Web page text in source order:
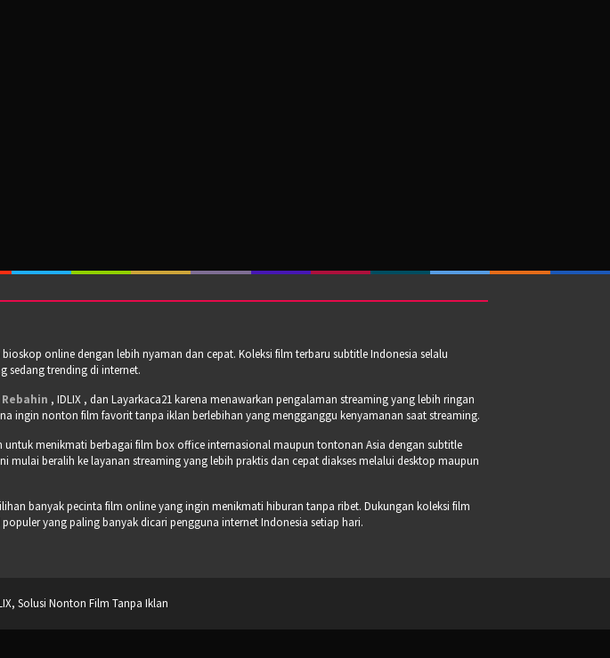
online dengan lebih nyaman dan cepat. Koleksi film terbaru subtitle Indonesia selalu
sedang trending di internet.
Rebahin , IDLIX , dan Layarkaca21 karena menawarkan pengalaman streaming yang lebih ringan
ingin nonton film favorit tanpa iklan berlebihan yang mengganggu kenyamanan saat streaming.
menikmati berbagai film box office internasional maupun tontonan Asia dengan subtitle
mulai beralih ke layanan streaming yang lebih praktis dan cepat diakses melalui desktop maupun
banyak pecinta film online yang ingin menikmati hiburan tanpa ribet. Dukungan koleksi film
yang paling banyak dicari pengguna internet Indonesia setiap hari.
Solusi Nonton Film Tanpa Iklan